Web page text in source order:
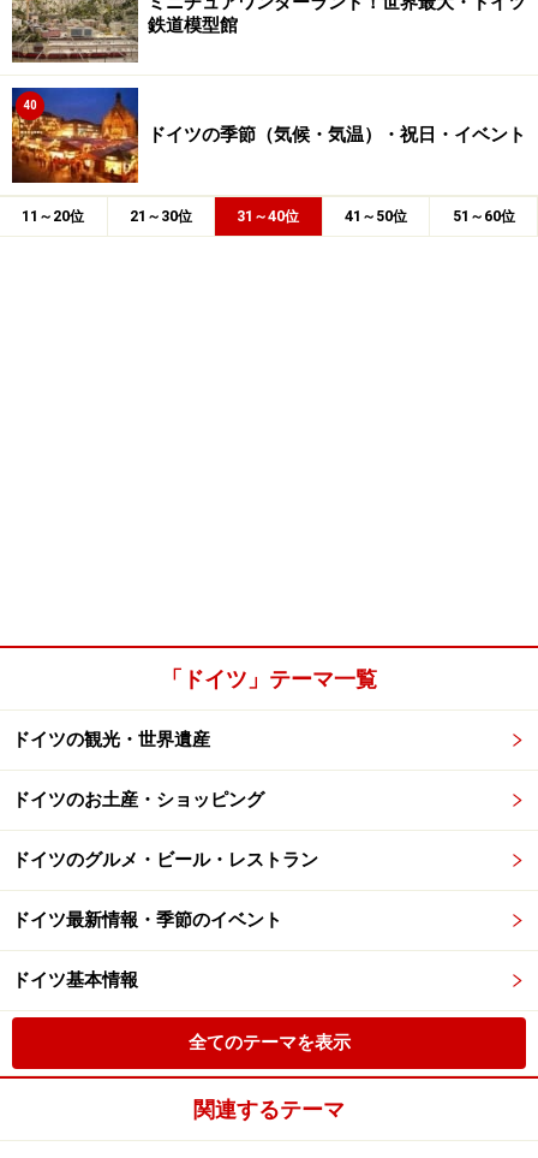
鉄道模型館
40
ドイツの季節（気候・気温）・祝日・イベント
11～20位 21～30位 31～40位 41～50位 51～60位
「ドイツ」テーマ一覧
ドイツの観光・世界遺産
ドイツのお土産・ショッピング
ドイツのグルメ・ビール・レストラン
ドイツ最新情報・季節のイベント
ドイツ基本情報
全てのテーマを表示
関連するテーマ